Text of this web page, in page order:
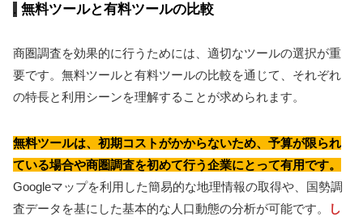
無料ツールと有料ツールの比較
商圏調査を効果的に行うためには、適切なツールの選択が重
要です。無料ツールと有料ツールの比較を通じて、それぞれ
の特長と利用シーンを理解することが求められます。
無料ツールは、初期コストがかからないため、予算が限られ
ている場合や商圏調査を初めて行う企業にとって有用です。
Googleマップを利用した簡易的な地理情報の取得や、国勢調
査データを基にした基本的な人口動態の分析が可能です。
し